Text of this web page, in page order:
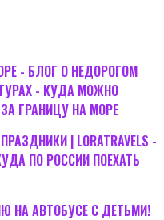
- БЛОГ О НЕДОРОГОМ
- КУДА МОЖНО
ГРАНИЦУ НА МОРЕ
| LORATRAVELS -
ПО РОССИИ ПОЕХАТЬ
НА АВТОБУСЕ С ДЕТЬМИ!